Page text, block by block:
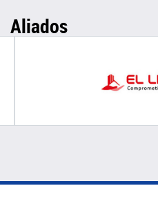
Aliados